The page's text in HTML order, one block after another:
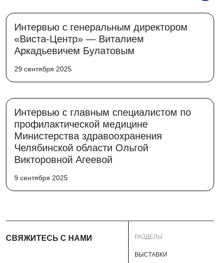
Интервью с генеральным директором
«Виста-Центр» — Виталием
Аркадьевичем Булатовым
29 сентября 2025
Интервью с главным специалистом по
профилактической медицине
Министерства здравоохранения
Челябинской области Ольгой
Викторовной Агеевой
9 сентября 2025
СВЯЖИТЕСЬ С НАМИ РАЗДЕЛЫ
ВЫСТАВКИ